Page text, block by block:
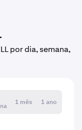
por dia, semana,
1 mês 1 ano